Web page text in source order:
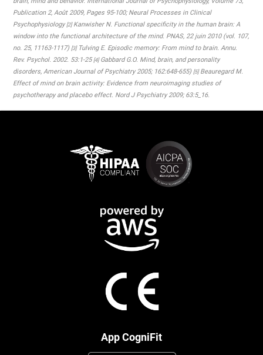
Publication 2, Août 2009, Pages 95-100; Neural Processes in Clinical
Psychophysiology [2]Kanwisher N. Functional specificity in the human brain: A
window into the functional architecture of the mind. PNAS, 22 juin 2010 (vol. 107,
no. 25, 11163-1117) [3]Tulving E. Episodic memory: From mind to brain. Annu.
Rev. Psychol. 2002. 53:1-25 [4]Gabbard G.O. Mind, brain, and personality
disorders, American Journal of Psychiatry 2005; 162:648-655) [5]Beauregard M.
Effect of mind on brain activity: Evidence from neuroimaging studies of
psychotherapy and placebo effect. Nord J Psychiatry 2009; 63:5_16.
App CogniFit